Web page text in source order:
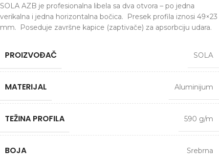
SOLA AZB je profesionalna libela sa dva otvora – po jedna
verikalna i jedna horizontalna bočica. Presek profila iznosi 49×23
mm. Poseduje završne kapice (zaptivače) za apsorbciju udara.
PROIZVOĐAČ SOLA
MATERIJAL Aluminijum
TEŽINA PROFILA 590 g/m
BOJA Srebrna